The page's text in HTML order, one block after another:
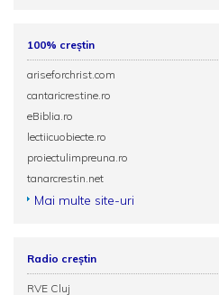
100% creștin
ariseforchrist.com
cantaricrestine.ro
eBiblia.ro
lectiicuobiecte.ro
proiectulimpreuna.ro
tanarcrestin.net
Mai multe site-uri
Radio creștin
RVE Cluj